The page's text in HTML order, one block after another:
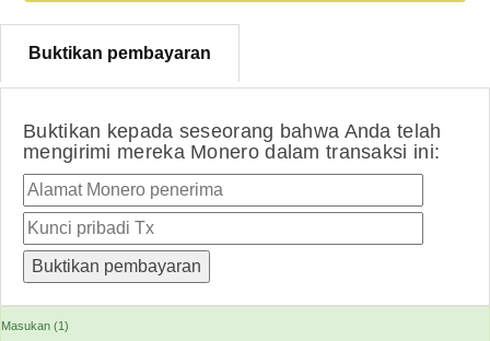
Buktikan pembayaran
Buktikan kepada seseorang bahwa Anda telah
mengirimi mereka Monero dalam transaksi ini:
Masukan (1)